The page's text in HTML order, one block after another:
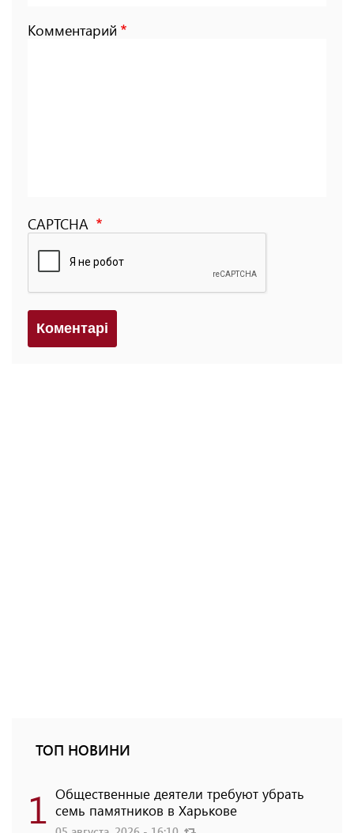
Комментарий
CAPTCHA
Коментарi
ТОП НОВИНИ
1 Общественные деятели требуют убрать
семь памятников в Харькове